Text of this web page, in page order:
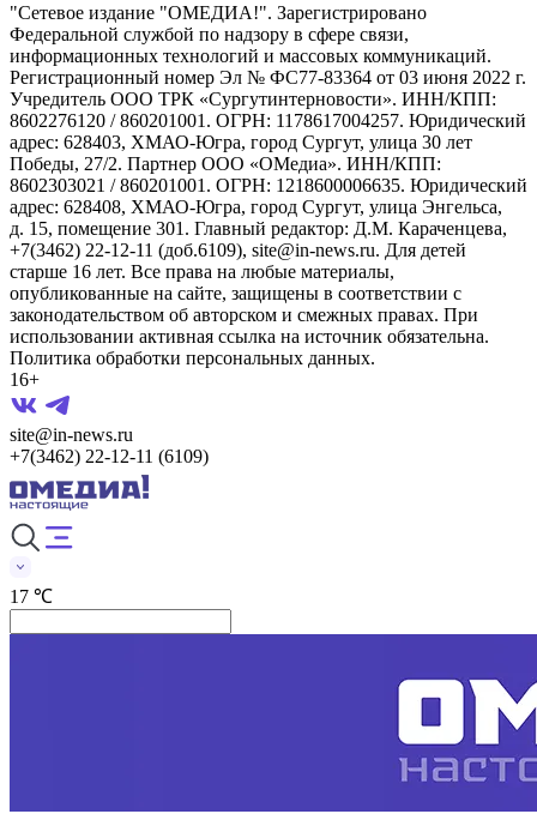
"Сетевое издание "ОМЕДИА!". Зарегистрировано
Федеральной службой по надзору в сфере связи,
информационных технологий и массовых коммуникаций.
Регистрационный номер Эл № ФС77-83364 от 03 июня 2022 г.
Учредитель ООО ТРК «Сургутинтерновости». ИНН/КПП:
8602276120 / 860201001. ОГРН: 1178617004257. Юридический
адрес: 628403, ХМАО-Югра, город Сургут, улица 30 лет
Победы, 27/2. Партнер ООО «ОМедиа». ИНН/КПП:
8602303021 / 860201001. ОГРН: 1218600006635. Юридический
адрес: 628408, ХМАО-Югра, город Сургут, улица Энгельса,
д. 15, помещение 301. Главный редактор: Д.М. Караченцева,
+7(3462) 22-12-11 (доб.6109), site@in-news.ru. Для детей
старше 16 лет. Все права на любые материалы,
опубликованные на сайте, защищены в соответствии с
законодательством об авторском и смежных правах. При
использовании активная ссылка на источник обязательна.
Политика обработки персональных данных.
16+
site@in-news.ru
+7(3462) 22-12-11 (6109)
17 ℃